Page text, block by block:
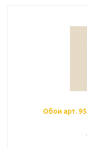
Обои арт.